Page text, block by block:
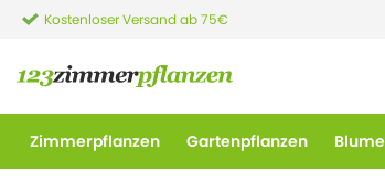
Kostenloser Versand ab 75€
Zimmerpflanzen Gartenpflanzen